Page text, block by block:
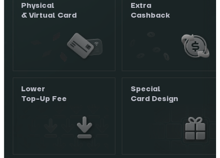
Physical
& Virtual Card
Extra
Cashback
Lower
Top-Up Fee
Special
Card Design